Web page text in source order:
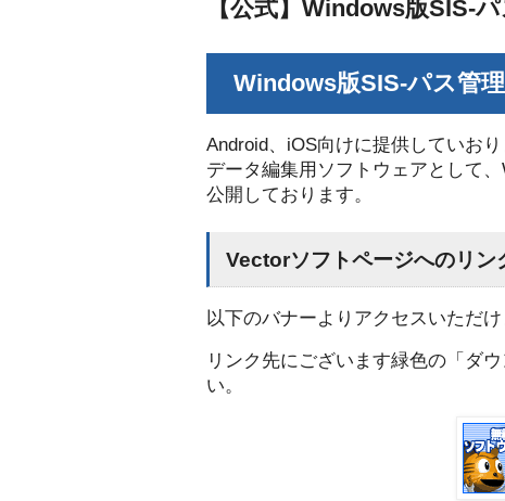
【公式】Windows版SIS-
Windows版SIS-パス管理
Android、iOS向けに提供していお
データ編集用ソフトウェアとして
公開しております。
Vectorソフトページへのリン
以下のバナーよりアクセスいただけ
リンク先にございます緑色の「ダ
い。